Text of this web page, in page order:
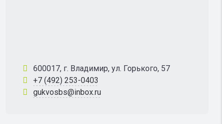
600017, г. Владимир, ул. Горького, 57
+7 (492) 253-0403
gukvosbs@inbox.ru